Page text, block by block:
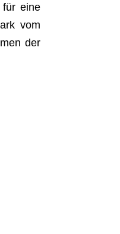
für eine
vom
der